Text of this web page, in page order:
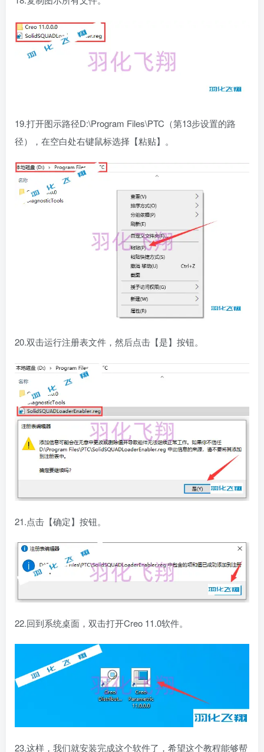
19.打开图示路径D:\Program Files\PTC（第13步设置的路
径），在空白处右键鼠标选择【粘贴】。
20.双击运行注册表文件，然后点击【是】按钮。
21.点击【确定】按钮。
22.回到系统桌面，双击打开Creo 11.0软件。
23.这样，我们就安装完成这个软件了，希望这个教程能够帮